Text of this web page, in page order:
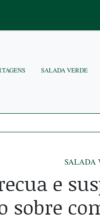
SALADA VERDE
SALADA
e
sobre